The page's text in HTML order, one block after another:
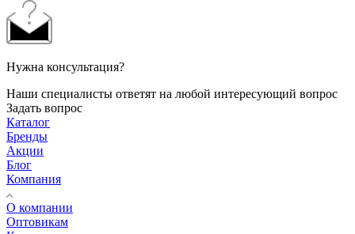
Нужна консультация?
Наши специалисты ответят на любой интересующий вопрос
Задать вопрос
Каталог
Бренды
Акции
Блог
Компания
О компании
Оптовикам